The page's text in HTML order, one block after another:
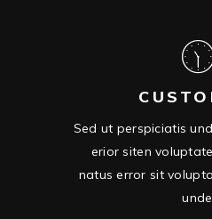
Sed ut perspiciatis
erior siten
natus error sit